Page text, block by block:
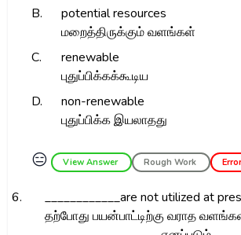
B.
potential resources
மறைத்திருக்கும் வளங்கள்
C.
renewable
புதுப்பிக்கக்கூடிய
D.
non-renewable
புதுப்பிக்க இயலாதது
😑 View Answer Rough Work
6.
____________are not utilized at
தற்போது பயன்பாட்டிற்கு வராத